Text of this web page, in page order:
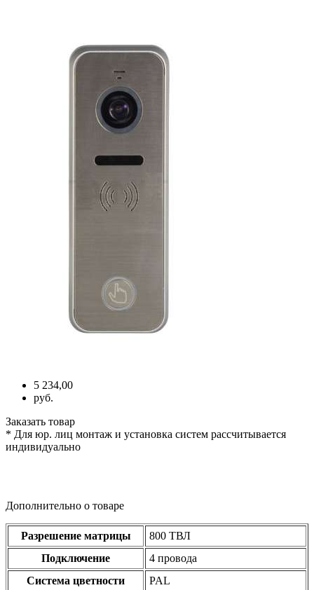
5 234,00
руб.
Заказать товар
* Для юр. лиц монтаж и установка систем рассчитывается
индивидуально
Дополнительно о товаре
Разрешение матрицы
800 ТВЛ
Подключение
4 провода
Система цветности
PAL